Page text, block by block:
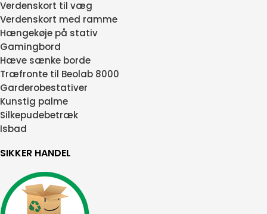
Verdenskort til væg
Verdenskort med ramme
Hængekøje på stativ
Gamingbord
Hæve sænke borde
Træfronte til Beolab 8000
Garderobestativer
Kunstig palme
Silkepudebetræk
Isbad
SIKKER HANDEL